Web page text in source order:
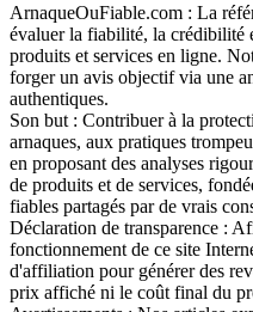
ArnaqueOuFiable.com : La
évaluer la fiabilité, la crédibilité
produits et services en ligne.
forger un avis objectif via une
authentiques.
Son but : Contribuer à la
arnaques, aux pratiques
en proposant des analyses
de produits et de services,
fiables partagés par de vrais
Déclaration de transparence :
fonctionnement de ce site
d'affiliation pour générer des
prix affiché ni le coût final du